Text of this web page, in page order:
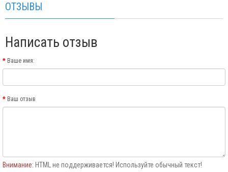
ОТЗЫВЫ
Написать отзыв
Ваше имя:
Ваш отзыв
Внимание: HTML не поддерживается! Используйте обычный текст!